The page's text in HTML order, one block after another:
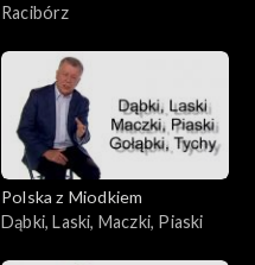
Racibórz
Polska z Miodkiem
Dąbki, Laski, Maczki, Piaski